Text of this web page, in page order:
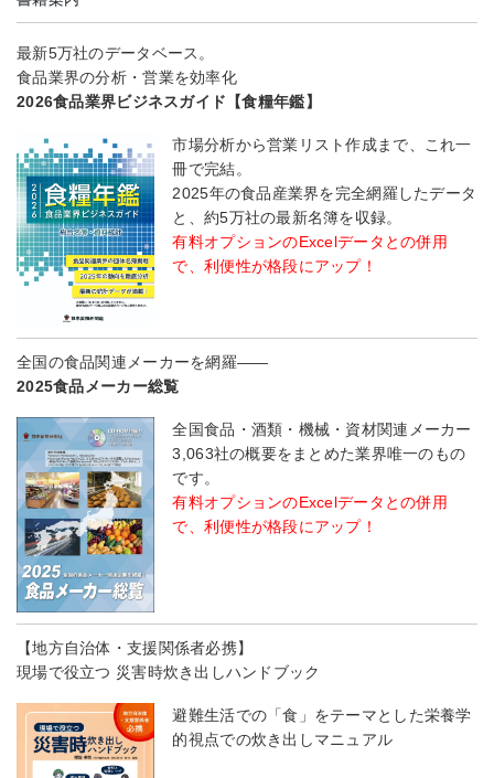
最新5万社のデータベース。
食品業界の分析・営業を効率化
2026食品業界ビジネスガイド【食糧年鑑】
市場分析から営業リスト作成まで、これ一
冊で完結。
2025年の食品産業界を完全網羅したデータ
と、約5万社の最新名簿を収録。
有料オプションのExcelデータとの併用
で、利便性が格段にアップ！
全国の食品関連メーカーを網羅――
2025食品メーカー総覧
全国食品・酒類・機械・資材関連メーカー
3,063社の概要をまとめた業界唯一のもの
です。
有料オプションのExcelデータとの併用
で、利便性が格段にアップ！
【地方自治体・支援関係者必携】
現場で役立つ 災害時炊き出しハンドブック
避難生活での「食」をテーマとした栄養学
的視点での炊き出しマニュアル